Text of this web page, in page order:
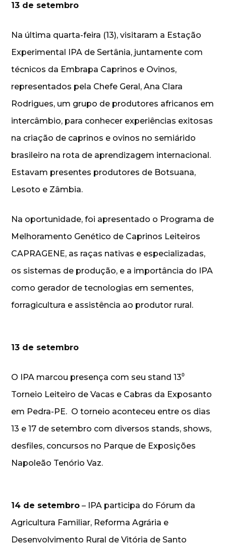
13 de setembro
Na última quarta-feira (13), visitaram a Estação
Experimental IPA de Sertânia, juntamente com
técnicos da Embrapa Caprinos e Ovinos,
representados pela Chefe Geral, Ana Clara
Rodrigues, um grupo de produtores africanos em
intercâmbio, para conhecer experiências exitosas
na criação de caprinos e ovinos no semiárido
brasileiro na rota de aprendizagem internacional.
Estavam presentes produtores de Botsuana,
Lesoto e Zâmbia.
Na oportunidade, foi apresentado o Programa de
Melhoramento Genético de Caprinos Leiteiros
CAPRAGENE, as raças nativas e especializadas,
os sistemas de produção, e a importância do IPA
como gerador de tecnologias em sementes,
forragicultura e assistência ao produtor rural.
13 de setembro
O IPA marcou presença com seu stand 13⁰
Torneio Leiteiro de Vacas e Cabras da Exposanto
em Pedra-PE. O torneio aconteceu entre os dias
13 e 17 de setembro com diversos stands, shows,
desfiles, concursos no Parque de Exposições
Napoleão Tenório Vaz.
14 de setembro – IPA participa do Fórum da
Agricultura Familiar, Reforma Agrária e
Desenvolvimento Rural de Vitória de Santo